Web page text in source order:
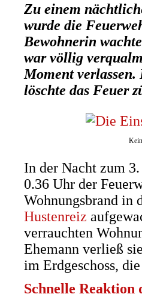
Zu einem
wurde die
Bewohnerin
war völlig
Moment
löschte das Feuer
In der Nacht zum
0.36 Uhr der
Wohnungsbrand in
Hustenreiz
verrauchten
Ehemann verließ
im Erdgeschoss,
Schnelle